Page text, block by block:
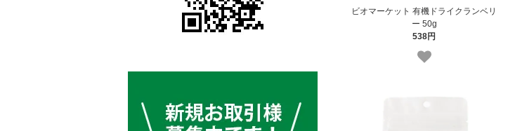
ビオマーケット 有機ドライクランベリ
ー 50g
538円